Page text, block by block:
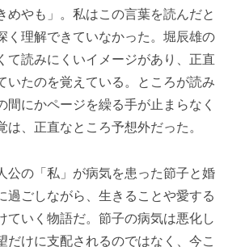
めやも」。私はこの言葉を読んだと
く理解できていなかった。堀辰雄の
て読みにくいイメージがあり、正直
いたのを覚えている。ところが読み
間にかページを繰る手が止まらなく
、正直なところ予想外だった。
公の「私」が病気を患った節子と婚
過ごしながら、生きることや愛する
ていく物語だ。節子の病気は悪化し
だけに支配されるのではなく、今こ